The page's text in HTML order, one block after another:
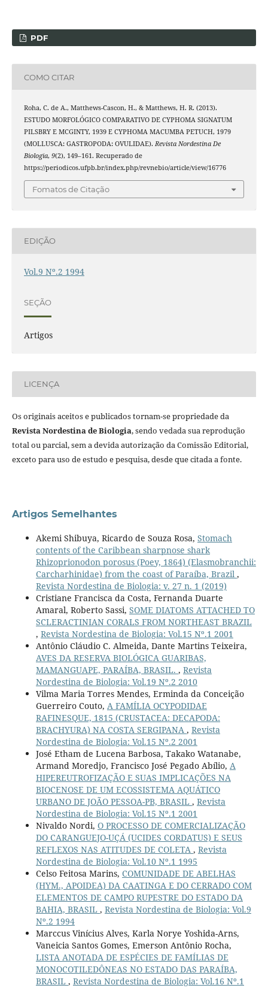
PDF
COMO CITAR
Roha, C. de A., Matthews-Cascon, H., & Matthews, H. R. (2013).
ESTUDO MORFOLÓGICO COMPARATIVO DE CYPHOMA SIGNATUM
PILSBRY E MCGINTY, 1939 E CYPHOMA MACUMBA PETUCH, 1979
(MOLLUSCA: GASTROPODA: OVULIDAE). Revista Nordestina De
Biologia, 9(2), 149–161. Recuperado de
https://periodicos.ufpb.br/index.php/revnebio/article/view/16776
Fomatos de Citação
EDIÇÃO
Vol.9 Nº.2 1994
SEÇÃO
Artigos
LICENÇA
Os originais aceitos e publicados tornam-se propriedade da
Revista Nordestina de Biologia, sendo vedada sua reprodução
total ou parcial, sem a devida autorização da Comissão Editorial,
exceto para uso de estudo e pesquisa, desde que citada a fonte.
Artigos Semelhantes
Akemi Shibuya, Ricardo de Souza Rosa, Stomach
contents of the Caribbean sharpnose shark
Rhizoprionodon porosus (Poey, 1864) (Elasmobranchii:
Carcharhinidae) from the coast of Paraíba, Brazil ,
Revista Nordestina de Biologia: v. 27 n. 1 (2019)
Cristiane Francisca da Costa, Fernanda Duarte
Amaral, Roberto Sassi, SOME DIATOMS ATTACHED TO
SCLERACTINIAN CORALS FROM NORTHEAST BRAZIL
, Revista Nordestina de Biologia: Vol.15 Nº.1 2001
Antônio Cláudio C. Almeida, Dante Martins Teixeira,
AVES DA RESERVA BIOLÓGICA GUARIBAS,
MAMANGUAPE, PARAÍBA, BRASIL. , Revista
Nordestina de Biologia: Vol.19 Nº.2 2010
Vilma Maria Torres Mendes, Erminda da Conceição
Guerreiro Couto, A FAMÍLIA OCYPODIDAE
RAFINESQUE, 1815 (CRUSTACEA: DECAPODA:
BRACHYURA) NA COSTA SERGIPANA , Revista
Nordestina de Biologia: Vol.15 Nº.2 2001
José Etham de Lucena Barbosa, Takako Watanabe,
Armand Moredjo, Francisco José Pegado Abílio, A
HIPEREUTROFIZAÇÃO E SUAS IMPLICAÇÕES NA
BIOCENOSE DE UM ECOSSISTEMA AQUÁTICO
URBANO DE JOÃO PESSOA-PB, BRASIL , Revista
Nordestina de Biologia: Vol.15 Nº.1 2001
Nivaldo Nordi, O PROCESSO DE COMERCIALIZAÇÃO
DO CARANGUEJO-UÇÁ (UCIDES CORDATUS) E SEUS
REFLEXOS NAS ATITUDES DE COLETA , Revista
Nordestina de Biologia: Vol.10 Nº.1 1995
Celso Feitosa Marins, COMUNIDADE DE ABELHAS
(HYM., APOIDEA) DA CAATINGA E DO CERRADO COM
ELEMENTOS DE CAMPO RUPESTRE DO ESTADO DA
BAHIA, BRASIL , Revista Nordestina de Biologia: Vol.9
Nº.2 1994
Marccus Vinícius Alves, Karla Norye Yoshida-Arns,
Vaneicia Santos Gomes, Emerson Antônio Rocha,
LISTA ANOTADA DE ESPÉCIES DE FAMÍLIAS DE
MONOCOTILEDÔNEAS NO ESTADO DAS PARAÍBA,
BRASIL , Revista Nordestina de Biologia: Vol.16 Nº.1